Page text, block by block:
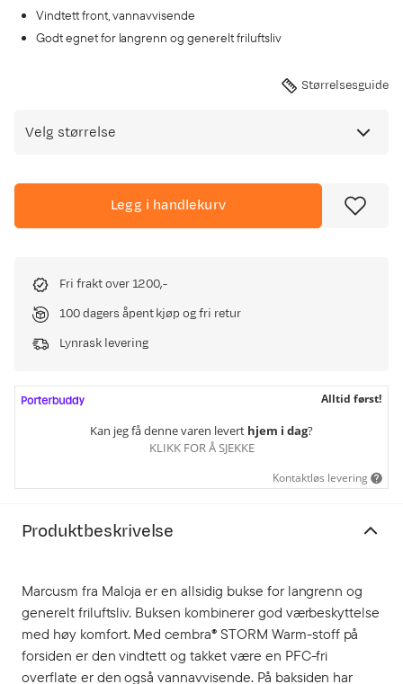
Vindtett front, vannavvisende
Godt egnet for langrenn og generelt friluftsliv
Størrelsesguide
Velg størrelse
Legg i handlekurv
Fri frakt over 1200,-
100 dagers åpent kjøp og fri retur
Lynrask levering
Alltid først!
Kan jeg få denne varen levert hjem i dag?
KLIKK FOR Å SJEKKE
Kontaktløs levering
Produktbeskrivelse
Marcusm fra Maloja er en allsidig bukse for langrenn og
generelt friluftsliv. Buksen kombinerer god værbeskyttelse
med høy komfort. Med cembra® STORM Warm-stoff på
forsiden er den vindtett og takket være en PFC-fri
overflate er den også vannavvisende. På baksiden har